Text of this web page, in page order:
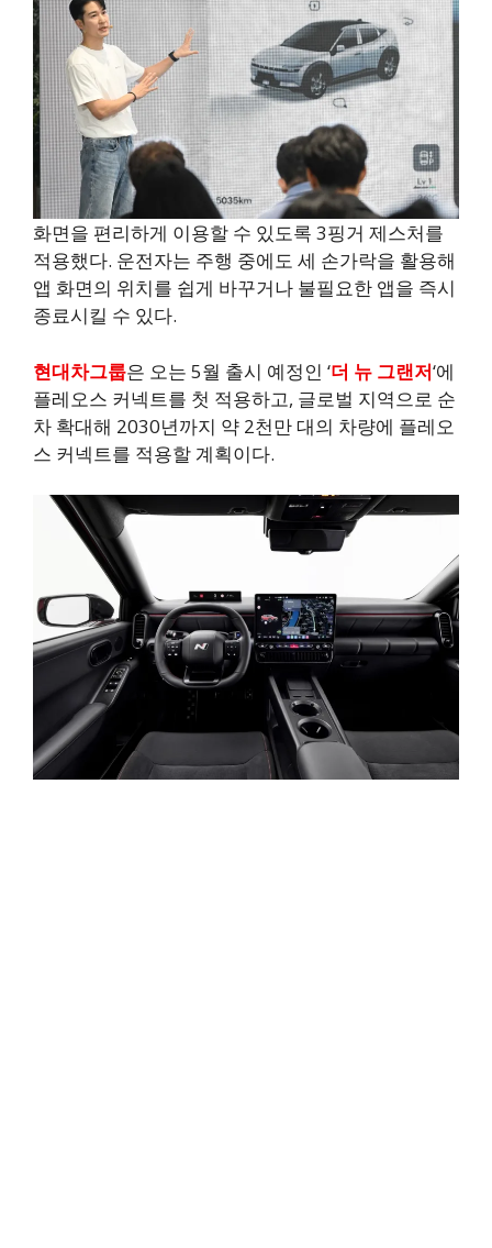
화면을 편리하게 이용할 수 있도록 3핑거 제스처를
적용했다. 운전자는 주행 중에도 세 손가락을 활용해
앱 화면의 위치를 쉽게 바꾸거나 불필요한 앱을 즉시
종료시킬 수 있다.
현대차그룹은 오는 5월 출시 예정인 ‘더 뉴 그랜저‘에
플레오스 커넥트를 첫 적용하고, 글로벌 지역으로 순
차 확대해 2030년까지 약 2천만 대의 차량에 플레오
스 커넥트를 적용할 계획이다.